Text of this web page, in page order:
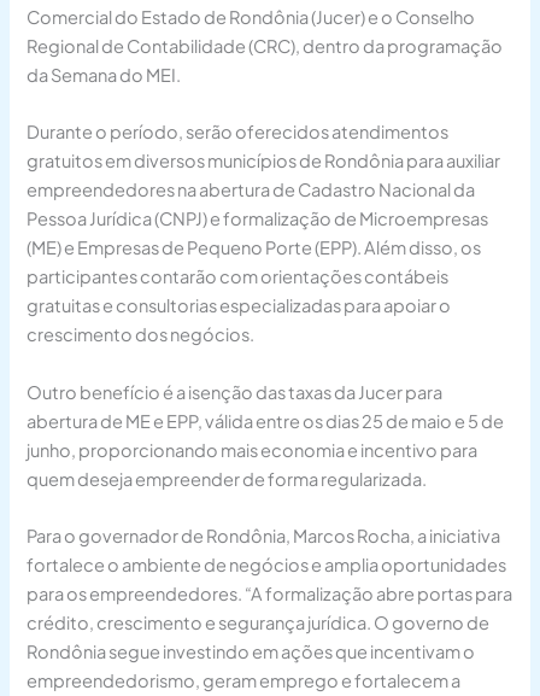
Comercial do Estado de Rondônia (Jucer) e o Conselho
Regional de Contabilidade (CRC), dentro da programação
da Semana do MEI.
Durante o período, serão oferecidos atendimentos
gratuitos em diversos municípios de Rondônia para auxiliar
empreendedores na abertura de Cadastro Nacional da
Pessoa Jurídica (CNPJ) e formalização de Microempresas
(ME) e Empresas de Pequeno Porte (EPP). Além disso, os
participantes contarão com orientações contábeis
gratuitas e consultorias especializadas para apoiar o
crescimento dos negócios.
Outro benefício é a isenção das taxas da Jucer para
abertura de ME e EPP, válida entre os dias 25 de maio e 5 de
junho, proporcionando mais economia e incentivo para
quem deseja empreender de forma regularizada.
Para o governador de Rondônia, Marcos Rocha, a iniciativa
fortalece o ambiente de negócios e amplia oportunidades
para os empreendedores. “A formalização abre portas para
crédito, crescimento e segurança jurídica. O governo de
Rondônia segue investindo em ações que incentivam o
empreendedorismo, geram emprego e fortalecem a